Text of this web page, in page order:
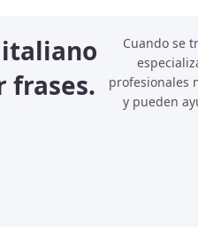
italiano
frases.
Cuando se
profesionales
y pueden